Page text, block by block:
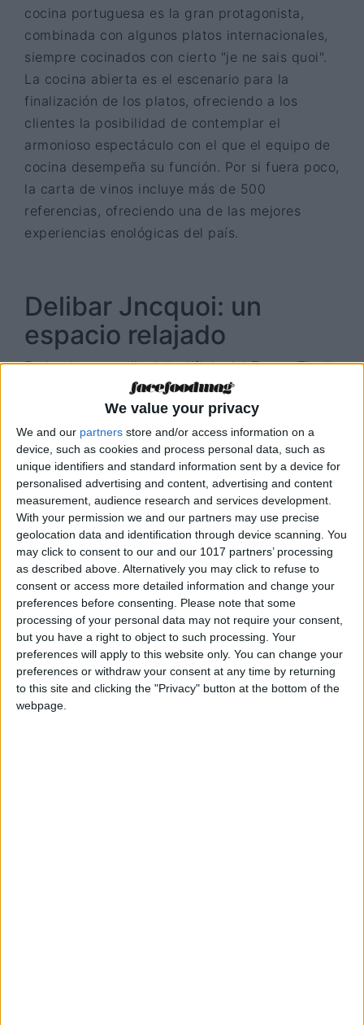
We value your privacy
We and our partners store and/or access information on a
device, such as cookies and process personal data, such as
unique identifiers and standard information sent by a device for
personalised advertising and content, advertising and content
measurement, audience research and services development.
With your permission we and our partners may use precise
geolocation data and identification through device scanning. You
may click to consent to our and our 1017 partners’ processing
as described above. Alternatively you may click to refuse to
consent or access more detailed information and change your
preferences before consenting. Please note that some
processing of your personal data may not require your consent,
but you have a right to object to such processing. Your
preferences will apply to this website only. You can change your
preferences or withdraw your consent at any time by returning
to this site and clicking the "Privacy" button at the bottom of the
webpage.
cocina portuguesa es la gran protagonista,
combinada con algunos platos internacionales,
siempre cocinados con cierto "je ne sais quoi".
La cocina abierta es el escenario para la
finalización de los platos, ofreciendo a los
clientes la posibilidad de contemplar el
armonioso espectáculo con el que el equipo de
cocina desempeña su función. Por si fuera poco,
la carta de vinos incluye más de 500
referencias, ofreciendo una de las mejores
experiencias enológicas del país.
Delibar Jncquoi: un
espacio relajado
En la planta media del edificio del Teatro Tivoli,
Delibar Jncquoi se expande en torno a un
elegante mostrador de bar, rodeado de una
bodega y una tienda gourmet con una cuidada
selección de las mejores delicatessen. En la
misma planta, una sala climatizada con mesa de
cata de vinos encierra una selección premium
de joyas enológicas de todo el mundo. Perfecto
para momentos de relax tanto de día como de
noche, la informalidad del bar invita a disfrutar
de platos más o menos ligeros. Con selecciones
musicales de grandes DJs invitados y una
amplia y variada lista de bebidas y cócteles
sorprendentes. Este espacio único se
complementa con tres rincones: uno pertenece
a la editorial Assouline, donde es posible
conseguir los mejores libros de arte,